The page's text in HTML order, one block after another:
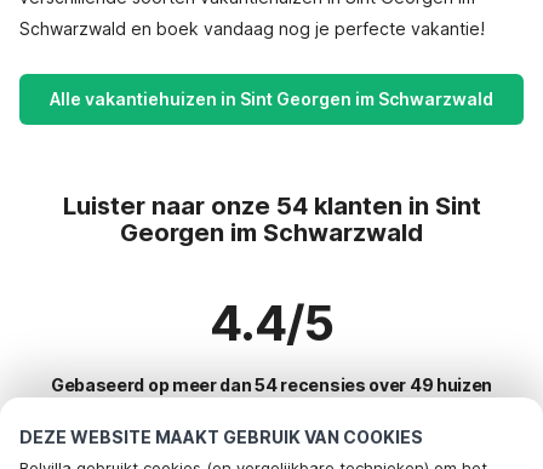
DEZE WEBSITE MAAKT GEBRUIK VAN COOKIES
Schwarzwald en boek vandaag nog je perfecte vakantie!
Alle vakantiehuizen in Sint Georgen im Schwarzwald
Luister naar onze 54 klanten in Sint
Georgen im Schwarzwald
4.4/5
Gebaseerd op meer dan 54 recensies over 49 huizen